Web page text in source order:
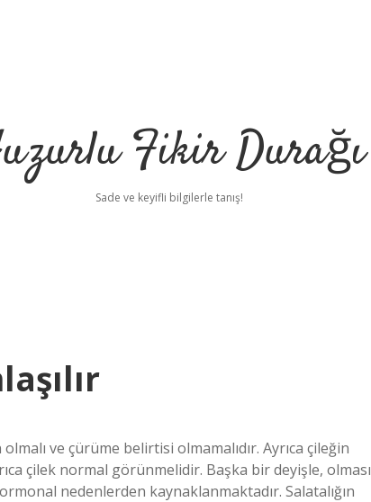
Fikir Durağı
Sade ve keyifli bilgilerle tanış!
ve çürüme belirtisi olmamalıdır. Ayrıca çileğin
çilek normal görünmelidir. Başka bir deyişle, olması
nedenlerden kaynaklanmaktadır. Salatalığın